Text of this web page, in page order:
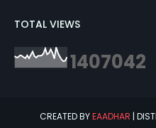
TOTAL VIEWS
1407042
CREATED BYEAADHAR |